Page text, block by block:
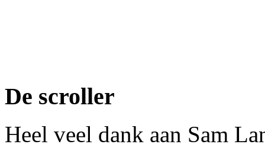
De scroller
Heel veel dank aan Sam